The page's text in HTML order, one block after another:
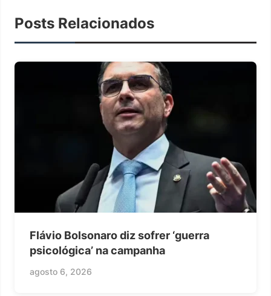
Posts Relacionados
Flávio Bolsonaro diz sofrer ‘guerra
psicológica’ na campanha
agosto 6, 2026